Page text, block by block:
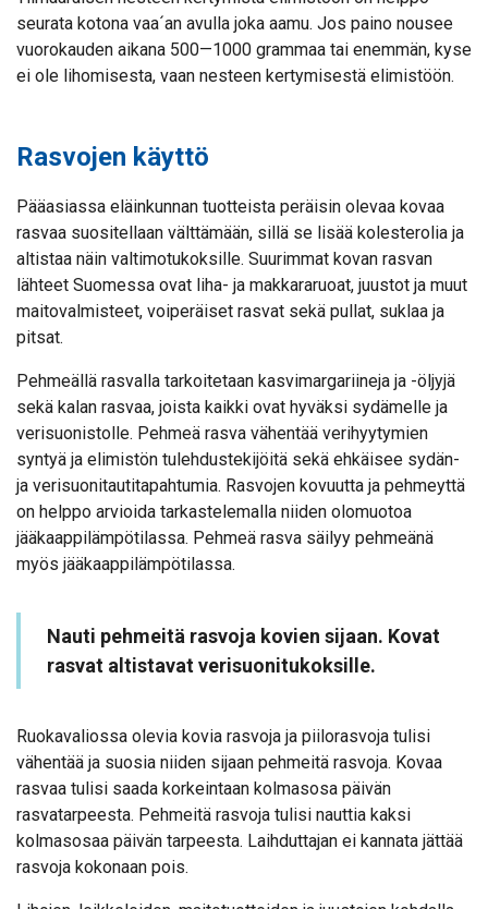
seurata kotona vaa´an avulla joka aamu. Jos paino nousee
vuorokauden aikana 500—1000 grammaa tai enemmän, kyse
ei ole lihomisesta, vaan nesteen kertymisestä elimistöön.
Rasvojen käyttö
Pääasiassa eläinkunnan tuotteista peräisin olevaa kovaa
rasvaa suositellaan välttämään, sillä se lisää kolesterolia ja
altistaa näin valtimotukoksille. Suurimmat kovan rasvan
lähteet Suomessa ovat liha- ja makkararuoat, juustot ja muut
maitovalmisteet, voiperäiset rasvat sekä pullat, suklaa ja
pitsat.
Pehmeällä rasvalla tarkoitetaan kasvimargariineja ja -öljyjä
sekä kalan rasvaa, joista kaikki ovat hyväksi sydämelle ja
verisuonistolle. Pehmeä rasva vähentää verihyytymien
syntyä ja elimistön tulehdustekijöitä sekä ehkäisee sydän-
ja verisuonitautitapahtumia. Rasvojen kovuutta ja pehmeyttä
on helppo arvioida tarkastelemalla niiden olomuotoa
jääkaappilämpötilassa. Pehmeä rasva säilyy pehmeänä
myös jääkaappilämpötilassa.
Nauti pehmeitä rasvoja kovien sijaan. Kovat
rasvat altistavat verisuonitukoksille.
Ruokavaliossa olevia kovia rasvoja ja piilorasvoja tulisi
vähentää ja suosia niiden sijaan pehmeitä rasvoja. Kovaa
rasvaa tulisi saada korkeintaan kolmasosa päivän
rasvatarpeesta. Pehmeitä rasvoja tulisi nauttia kaksi
kolmasosaa päivän tarpeesta. Laihduttajan ei kannata jättää
rasvoja kokonaan pois.